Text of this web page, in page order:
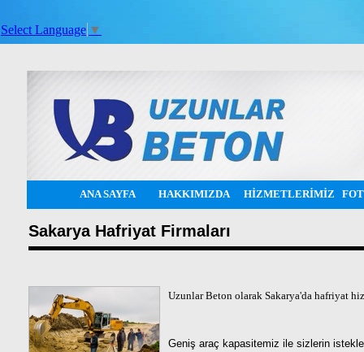
Select Language ▼
ANA SAYFA HAKKIMIZDA HİZMETLERİMİZ
Sakarya Hafriyat Firmaları
Uzunlar Beton olarak Sakarya'da hafriyat
Geniş araç kapasitemiz ile sizlerin